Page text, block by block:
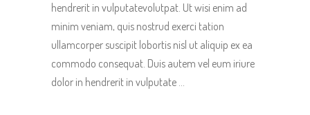
hendrerit in vulputatevolutpat. Ut wisi enim ad
minim veniam, quis nostrud exerci tation
ullamcorper suscipit lobortis nisl ut aliquip ex ea
commodo consequat. Duis autem vel eum iriure
dolor in hendrerit in vulputate …